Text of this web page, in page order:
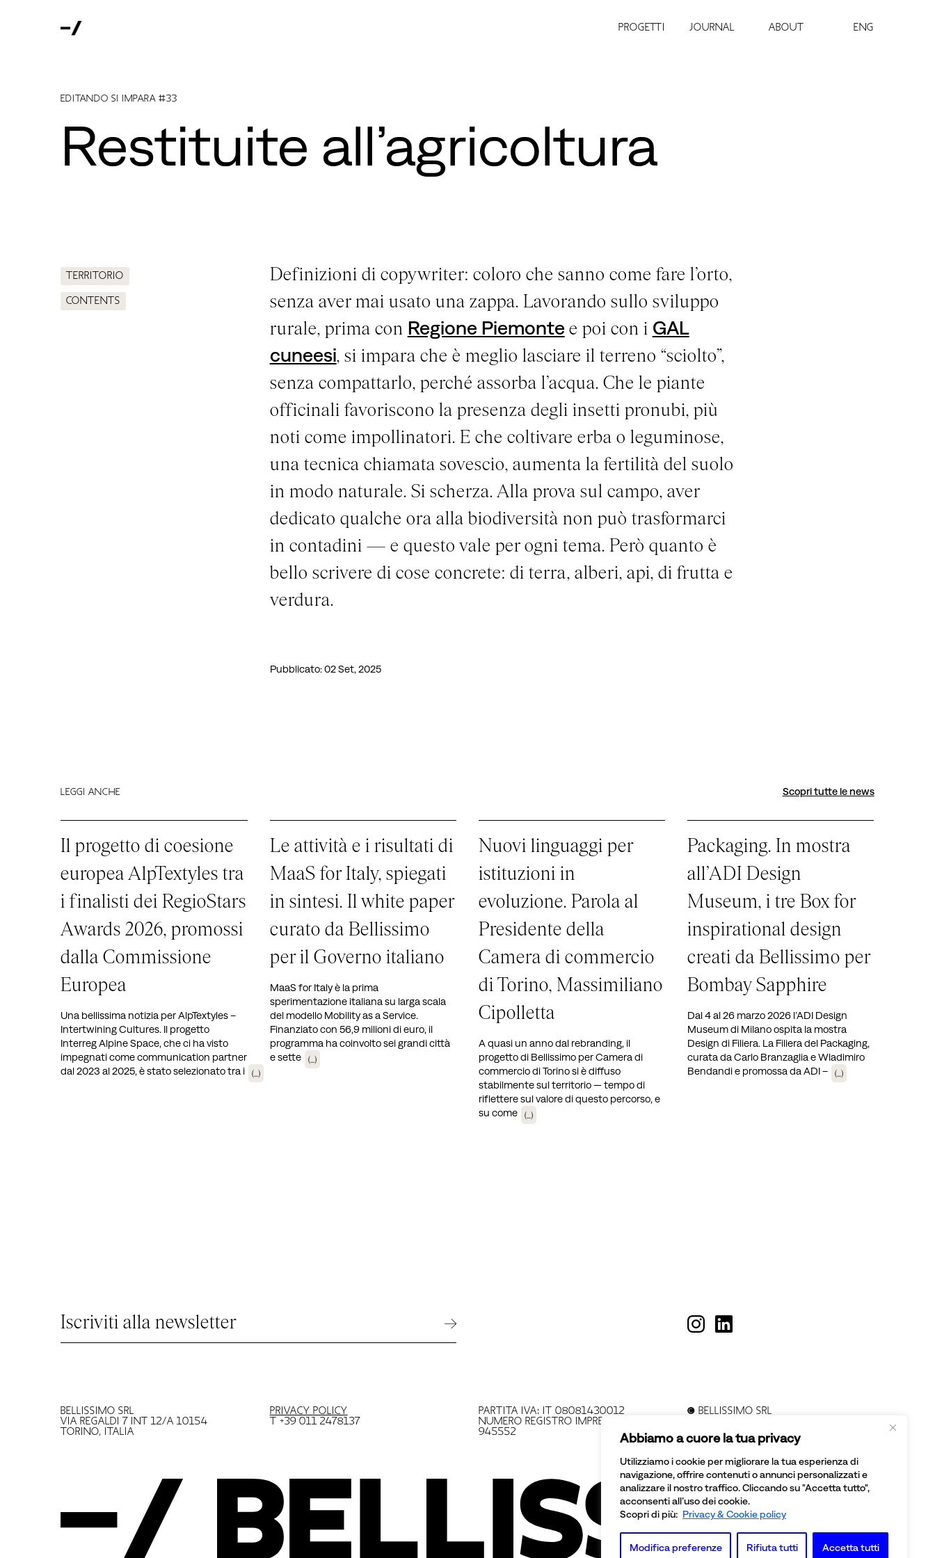
Abbiamo a cuore la tua privacy
Utilizziamo i cookie per migliorare la tua esperienza di
navigazione, offrire contenuti o annunci personalizzati e
analizzare il nostro traffico. Cliccando su "Accetta tutto",
acconsenti all’uso dei cookie.
Scopri di più: Privacy & Cookie policy
Modifica preferenze Rifiuta tutti Accetta tutti
PROGETTI JOURNAL ABOUT ENG
Editando si impara #33
Restituite all’agricoltura
Territorio
Contents
Definizioni di copywriter: coloro che sanno come fare l’orto,
senza aver mai usato una zappa. Lavorando sullo sviluppo
rurale, prima con Regione Piemonte e poi con i GAL
cuneesi, si impara che è meglio lasciare il terreno “sciolto”,
senza compattarlo, perché assorba l’acqua. Che le piante
officinali favoriscono la presenza degli insetti pronubi, più
noti come impollinatori. E che coltivare erba o leguminose,
una tecnica chiamata sovescio, aumenta la fertilità del suolo
in modo naturale. Si scherza. Alla prova sul campo, aver
dedicato qualche ora alla biodiversità non può trasformarci
in contadini — e questo vale per ogni tema. Però quanto è
bello scrivere di cose concrete: di terra, alberi, api, di frutta e
verdura.
Pubblicato: 02 Set, 2025
LEGGI ANCHE Scopri tutte le news
Il progetto di coesione
europea AlpTextyles tra
i finalisti dei RegioStars
Awards 2026, promossi
dalla Commissione
Europea
Una bellissima notizia per AlpTextyles –
Intertwining Cultures. Il progetto
Interreg Alpine Space, che ci ha visto
impegnati come communication partner
dal 2023 al 2025, è stato selezionato tra i
(...)
Le attività e i risultati di
MaaS for Italy, spiegati
in sintesi. Il white paper
curato da Bellissimo
per il Governo italiano
MaaS for Italy è la prima
sperimentazione italiana su larga scala
del modello Mobility as a Service.
Finanziato con 56,9 milioni di euro, il
programma ha coinvolto sei grandi città
e sette
(...)
Nuovi linguaggi per
istituzioni in
evoluzione. Parola al
Presidente della
Camera di commercio
di Torino, Massimiliano
Cipolletta
A quasi un anno dal rebranding, il
progetto di Bellissimo per Camera di
commercio di Torino si è diffuso
stabilmente sul territorio — tempo di
riflettere sul valore di questo percorso, e
su come
(...)
Packaging. In mostra
all’ADI Design
Museum, i tre Box for
inspirational design
creati da Bellissimo per
Bombay Sapphire
Dal 4 al 26 marzo 2026 l’ADI Design
Museum di Milano ospita la mostra
Design di Filiera. La Filiera del Packaging,
curata da Carlo Branzaglia e Wladimiro
Bendandi e promossa da ADI –
(...)
Iscriviti alla newsletter
BELLISSIMO SRL
VIA REGALDI 7 INT 12/A 10154
TORINO, ITALIA
PRIVACY POLICY
T +39 011 2478137
PARTITA IVA: IT 08081430012
NUMERO REGISTRO IMPRESE: TO -
945552
© BELLISSIMO SRL